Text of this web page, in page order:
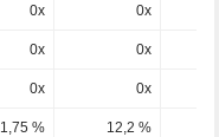
0x 0x
0x 0x
0x 0x
1,75 % 12,2 %